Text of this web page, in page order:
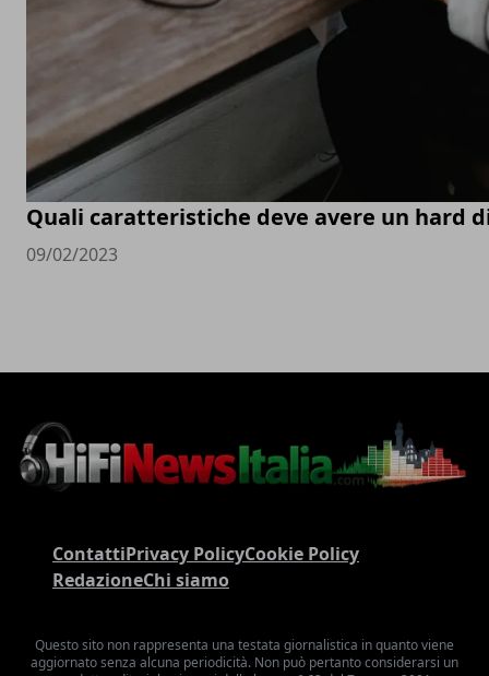
Quali caratteristiche deve avere un hard
09/02/2023
ContattiPrivacy PolicyCookie Policy
RedazioneChi siamo
Questo sito non rappresenta una testata giornalistica in quanto viene
aggiornato senza alcuna periodicità. Non può pertanto considerarsi un